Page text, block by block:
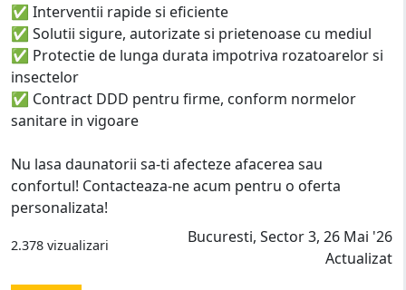
✅ Interventii rapide si eficiente
✅ Solutii sigure, autorizate si prietenoase cu mediul
✅ Protectie de lunga durata impotriva rozatoarelor si
insectelor
✅ Contract DDD pentru firme, conform normelor
sanitare in vigoare
Nu lasa daunatorii sa-ti afecteze afacerea sau
confortul! Contacteaza-ne acum pentru o oferta
personalizata!
2.378 vizualizari
Bucuresti, Sector 3, 26 Mai '26
Actualizat